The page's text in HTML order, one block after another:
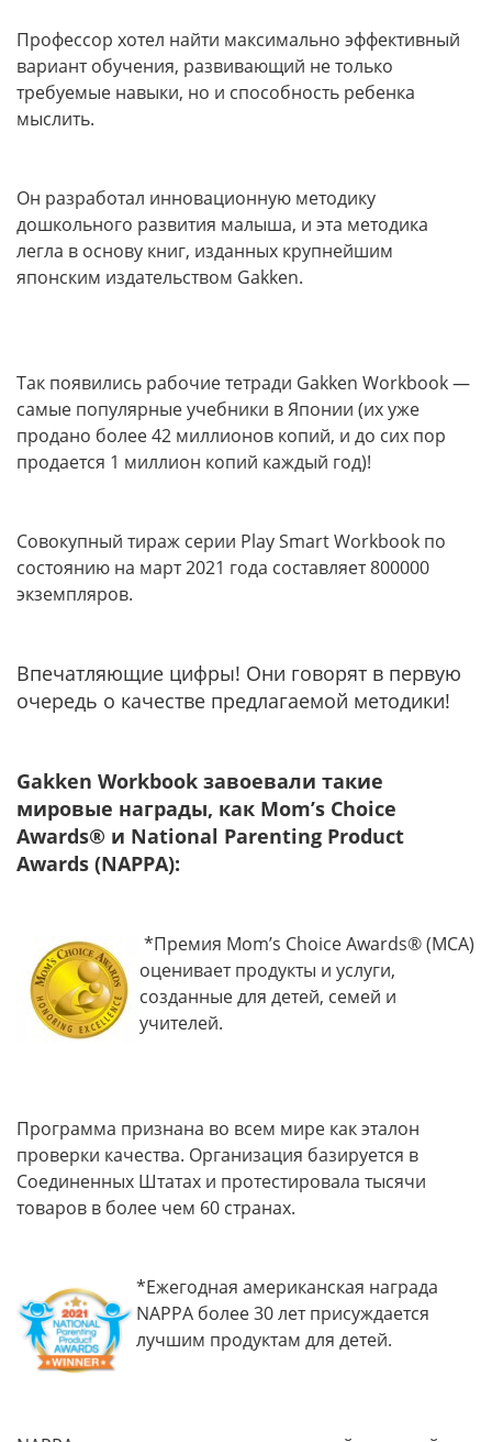
Профессор хотел найти максимально эффективный
вариант обучения, развивающий не только
требуемые навыки, но и способность ребенка
мыслить.
Он разработал инновационную методику
дошкольного развития малыша, и эта методика
легла в основу книг, изданных крупнейшим
японским издательством Gakken.
Так появились рабочие тетради Gakken Workbook —
самые популярные учебники в Японии (их уже
продано более 42 миллионов копий, и до сих пор
продается 1 миллион копий каждый год)!
Совокупный тираж серии Play Smart Workbook по
состоянию на март 2021 года составляет 800000
экземпляров.
Впечатляющие цифры! Они говорят в первую
очередь о качестве предлагаемой методики!
Gakken Workbook завоевали такие
мировые награды, как Mom’s Choice
Awards® и National Parenting Product
Awards (NAPPA):
*Премия Mom’s Choice Awards® (MCA)
оценивает продукты и услуги,
созданные для детей, семей и
учителей.
Программа признана во всем мире как эталон
проверки качества. Организация базируется в
Соединенных Штатах и протестировала тысячи
товаров в более чем 60 странах.
*Ежегодная американская награда
NAPPA более 30 лет присуждается
лучшим продуктам для детей.